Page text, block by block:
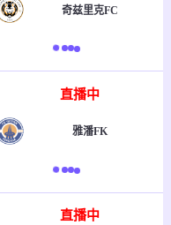
奇兹里克FC
直播中
雅潘FK
直播中